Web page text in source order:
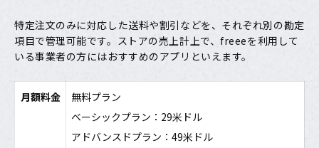
特定注文のみに対応した送料や割引などを、それぞれ別の勘定
項目で管理可能です。ストアの売上計上で、freeeを利用して
いる事業者の方にはおすすめのアプリといえます。
月額料金
無料プラン
ベーシックプラン：29米ドル
アドバンスドプラン：49米ドル